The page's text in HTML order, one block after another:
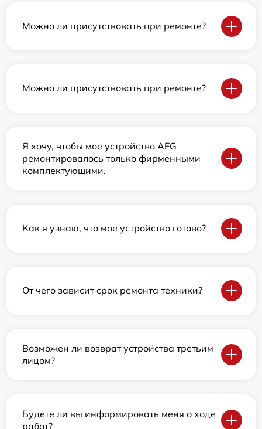
Можно ли присутствовать при ремонте?
Можно ли присутствовать при ремонте?
Я хочу, чтобы мое устройство AEG
ремонтировалось только фирменными
комплектующими.
Как я узнаю, что мое устройство готово?
От чего зависит срок ремонта техники?
Возможен ли возврат устройства третьим
лицом?
Будете ли вы информировать меня о ходе
работ?